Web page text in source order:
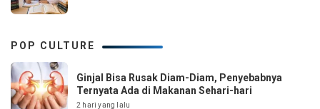
POP CULTURE
Ginjal Bisa Rusak Diam-Diam, Penyebabnya
Ternyata Ada di Makanan Sehari-hari
2 hari yang lalu